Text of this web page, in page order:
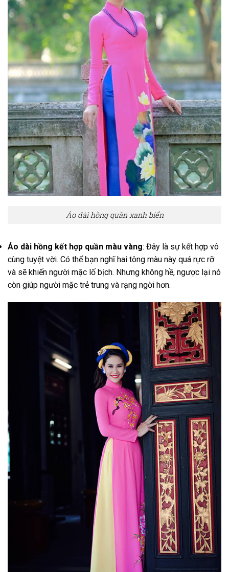
Áo dài hồng quần xanh biển
Áo dài hồng kết hợp quần màu vàng: Đây là sự kết hợp vô
cùng tuyệt vời. Có thể bạn nghĩ hai tông màu này quá rực rỡ
và sẽ khiến người mặc lố bịch. Nhưng không hề, ngược lại nó
còn giúp người mặc trẻ trung và rạng ngời hơn.